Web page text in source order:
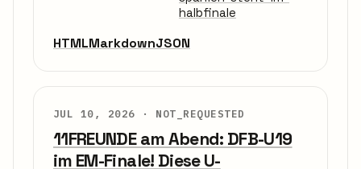
halbfinale
HTMLMarkdownJSON
JUL 10, 2026 · NOT_REQUESTED
11FREUNDE am Abend: DFB-U19
im EM-Finale! Diese U-